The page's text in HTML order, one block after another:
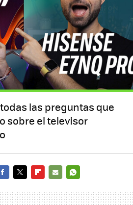
las preguntas que
sobre el televisor
MAIL